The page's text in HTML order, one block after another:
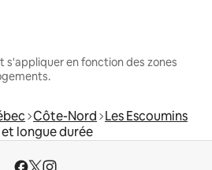
s'appliquer en fonction des zones
Côte-Nord Les Escoumins
longue durée